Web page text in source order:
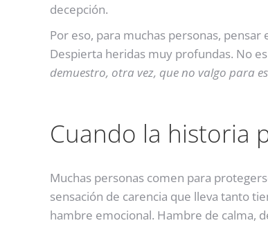
decepción.
Por eso, para muchas personas, pensar
Despierta heridas muy profundas. No
demuestro, otra vez, que no valgo para
Cuando la historia
Muchas personas comen para
sensación de carencia que lleva tanto
hambre emocional. Hambre de calma,